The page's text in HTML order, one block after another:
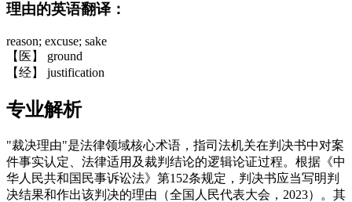
理由的英语翻译：
reason; excuse; sake
【医】 ground
【经】 justification
专业解析
"裁决理由"是法律领域核心术语，指司法机关在判决书中对案
件事实认定、法律适用及裁判结论的逻辑论证过程。根据《中
华人民共和国民事诉讼法》第152条规定，判决书应当写明判
决结果和作出该判决的理由（全国人民代表大会，2023）。其